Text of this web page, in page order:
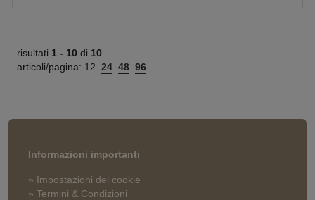
risultati 1 - 10 di 10
articoli/pagina: 12 24 48 96
Informazioni importanti
» Impostazioni dei cookie
» Termini & Condizioni